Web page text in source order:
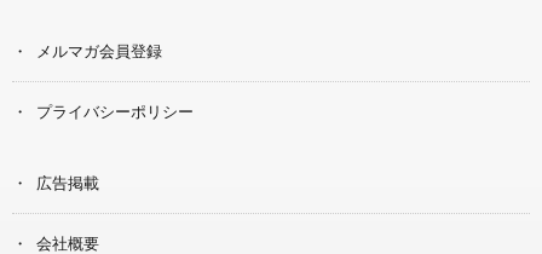
メルマガ会員登録
プライバシーポリシー
広告掲載
会社概要